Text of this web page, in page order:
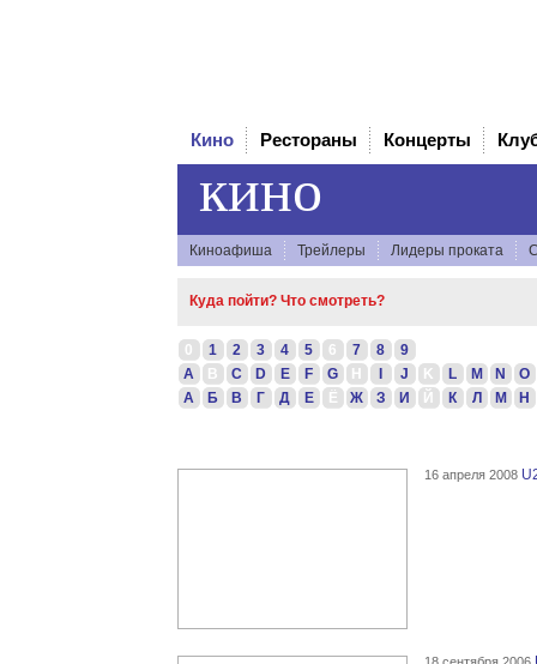
Кино Рестораны Концерты
кино
Киноафиша Трейлеры Лидеры проката
Куда пойти? Что смотреть?
0 1 2 3 4 5 6 7 8
9
A
B C D E F G H J K L M N
O
А
Б В Г Д Е Ё Ж З И Й К Л М Н
16 апреля 2008